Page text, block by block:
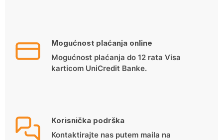
Mogućnost plaćanja online
Mogućnost plaćanja do 12 rata Visa
karticom UniCredit Banke.
Korisnička podrška
Kontaktirajte nas putem maila na